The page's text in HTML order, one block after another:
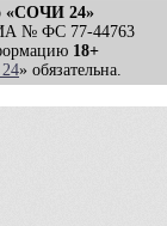
«СОЧИ 24»
№ ФС 77-44763
18+
» обязательна.